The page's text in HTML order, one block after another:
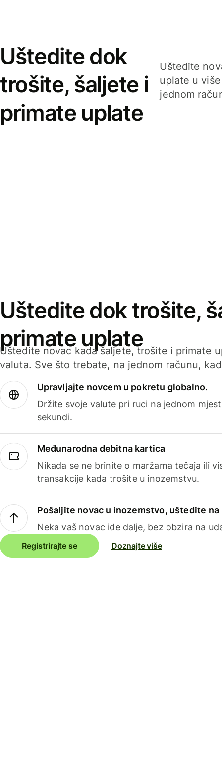
Uštedite dok
trošite, šaljete i
primate uplate
Uštedite
uplate u
jednom
Uštedite dok trošite,
primate uplate
Uštedite novac kada šaljete, trošite i primate
valuta. Sve što trebate, na jednom računu,
Upravljajte novcem u pokretu globalno.
Držite svoje valute pri ruci na jednom
sekundi.
Međunarodna debitna kartica
Nikada se ne brinite o maržama tečaja ili
transakcije kada trošite u inozemstvu.
Pošaljite novac u inozemstvo, uštedite na
Neka vaš novac ide dalje, bez obzira na
Registrirajte se Doznajte više